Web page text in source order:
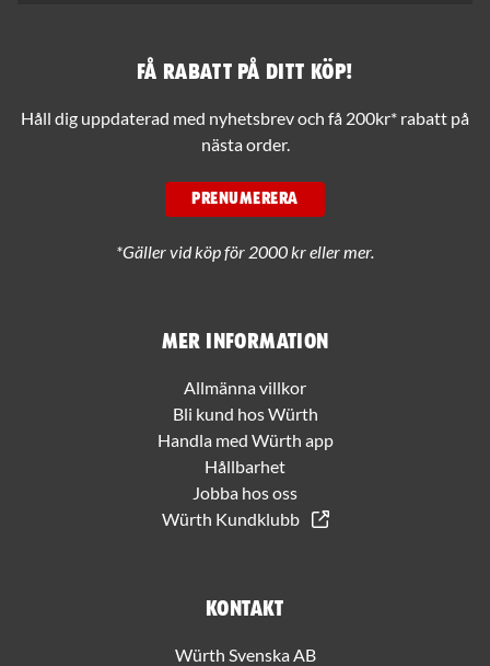
Mer information
Allmänna villkor
Bli kund hos Würth
Handla med Würth app
Hållbarhet
Jobba hos oss
Würth Kundklubb
Kontakt
Würth Svenska AB
Få rabatt på ditt köp!
Håll dig uppdaterad med nyhetsbrev och få 200kr* rabatt på
nästa order.
PRENUMERERA
*Gäller vid köp för 2000 kr eller mer.